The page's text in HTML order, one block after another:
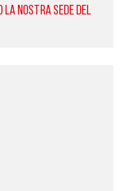
LA NOSTRA SEDE DEL